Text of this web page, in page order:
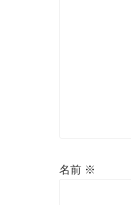
名前 ※